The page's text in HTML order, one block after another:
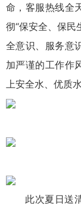
命，客服热线全
彻“保安全、保民
全意识、服务意
加严谨的工作作
上安全水、优质
此次夏日送